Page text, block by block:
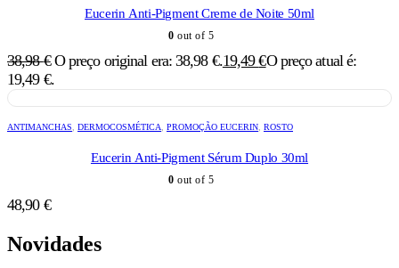
Eucerin Anti-Pigment Creme de Noite 50ml
0 out of 5
38,98€ O preço original era: 38,98 €.19,49€O preço atual é:
19,49 €.
ANTIMANCHAS DERMOCOSMÉTICA PROMOÇÃO EUCERIN ROSTO
Eucerin Anti-Pigment Sérum Duplo 30ml
0 out of 5
48,90 €
Novidades